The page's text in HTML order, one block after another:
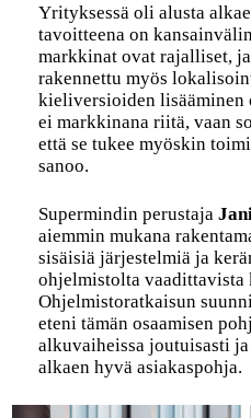
Yrityksessä oli alusta
tavoitteena on
markkinat ovat rajalliset,
rakennettu myös
kieliversioiden lisääminen
ei markkinana riitä, vaan
että se tukee myöskin
sanoo.
Supermindin perustaja
aiemmin mukana
sisäisiä järjestelmiä ja
ohjelmistolta
Ohjelmistoratkaisun
eteni tämän osaamisen
alkuvaiheissa joutuisasti
alkaen hyvä asiakaspohja.